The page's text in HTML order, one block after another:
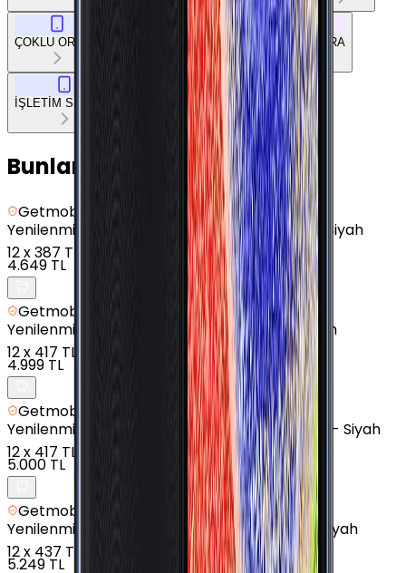
ÇOKLU ORTAM TEMEL DONANIM TASARIM KAMERA
İŞLETİM SİSTEMİ
Bunları da Beğenebilirsin
Getmobil Güvencesi
Yenilenmiş
Samsung Galaxy J4 Plus - 16 GB - Siyah
12x387 TL
4.649 TL
Getmobil Güvencesi
Yenilenmiş
Samsung Galaxy A01 - 16 GB - Siyah
12x 417 TL
4.999 TL
Getmobil Güvencesi
Yenilenmiş
Samsung Galaxy A7 (2016) - 16 GB - Siyah
12x 417 TL
5.000 TL
Getmobil Güvencesi
Yenilenmiş
Samsung Galaxy J3 Pro - 16 GB - Siyah
12x 437 TL
5.249 TL